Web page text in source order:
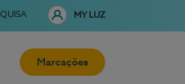
MY LUZ
Marcações